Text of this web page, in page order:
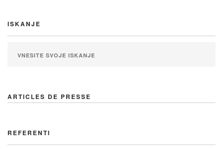
ISKANJE
ARTICLES DE PRESSE
REFERENTI